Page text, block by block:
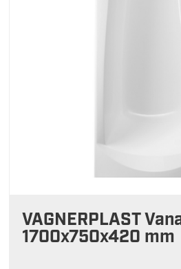
VAGNERPLAST
1700x750x420 mm